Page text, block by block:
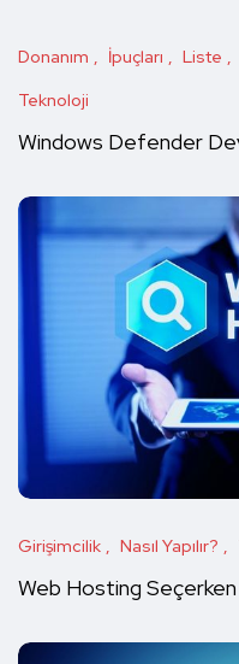
Donanım İpuçları Liste
Teknoloji
Windows Defender
Girişimcilik Nasıl Yapılır?
Web Hosting